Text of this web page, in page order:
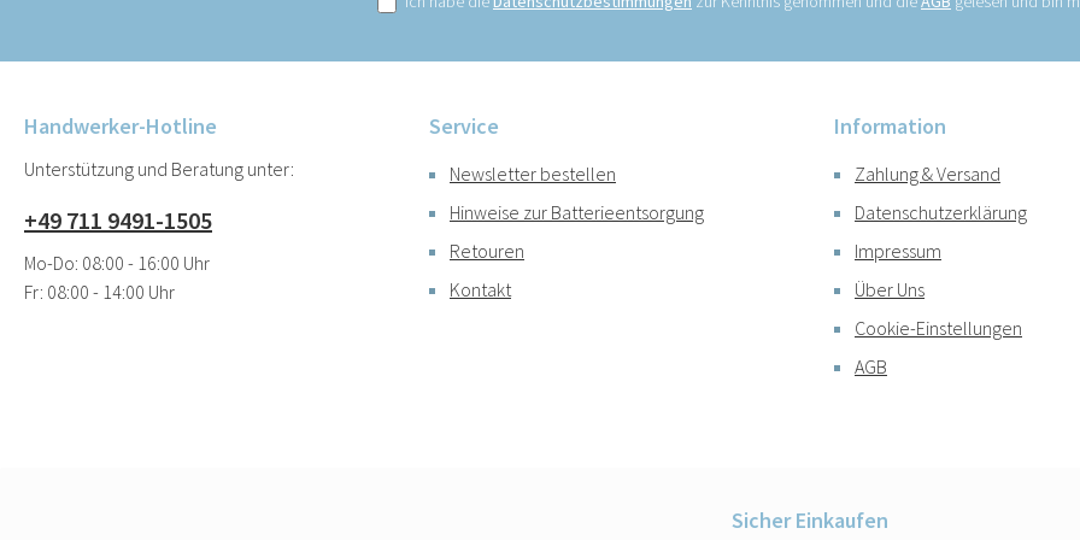
Handwerker-Hotline
Unterstützung und Beratung unter:
+49 711 9491-1505
Mo-Do: 08:00 - 16:00 Uhr
Fr: 08:00 - 14:00 Uhr
Service
Newsletter bestellen
Hinweise zur Batterieentsorgung
Retouren
Kontakt
Information
Zahlung & Versand
Datenschutzerklärung
Impressum
Über Uns
Cookie-Einstellungen
AGB
Sicher Einkaufen